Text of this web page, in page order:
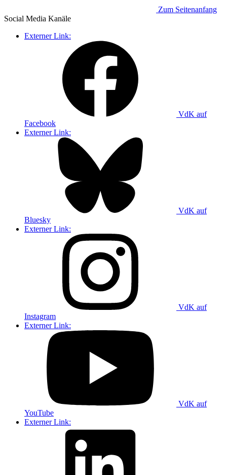
Zum Seitenanfang
Social Media Kanäle
Externer Link:
VdK auf
Facebook
Externer Link:
VdK auf
Bluesky
Externer Link:
VdK auf
Instagram
Externer Link:
VdK auf
YouTube
Externer Link: